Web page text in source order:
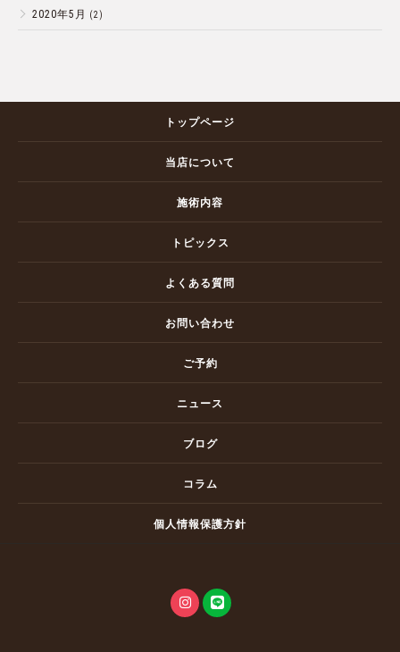
2020年5月 (2)
トップページ
当店について
施術内容
トピックス
よくある質問
お問い合わせ
ご予約
ニュース
ブログ
コラム
個人情報保護方針